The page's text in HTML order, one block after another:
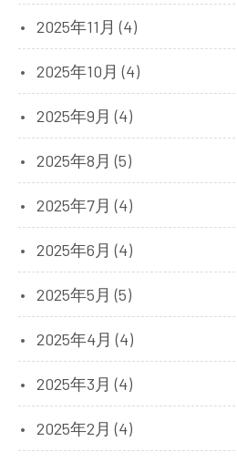
2025年11月 (4)
2025年10月 (4)
2025年9月 (4)
2025年8月 (5)
2025年7月 (4)
2025年6月 (4)
2025年5月 (5)
2025年4月 (4)
2025年3月 (4)
2025年2月 (4)